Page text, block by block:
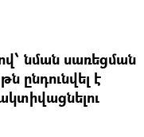
նման սառեցման
ընդունվել է